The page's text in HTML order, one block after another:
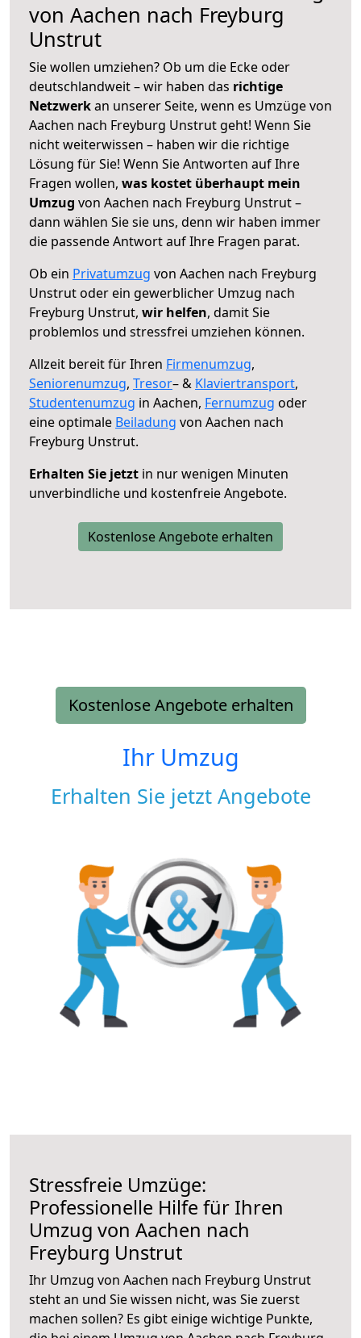
von Aachen nach Freyburg
Unstrut
Sie wollen umziehen? Ob um die Ecke oder
deutschlandweit – wir haben das richtige
Netzwerkan unserer Seite, wenn es Umzüge von
Aachen nach Freyburg Unstrut geht! Wenn Sie
nicht weiterwissen – haben wir die richtige
Lösung für Sie! Wenn Sie Antworten auf Ihre
Fragen wollen, was kostet überhaupt mein
Umzug von Aachen nach Freyburg Unstrut –
dann wählen Sie sie uns, denn wir haben immer
die passende Antwort auf Ihre Fragen parat.
Ob ein Privatumzug von Aachen nach Freyburg
Unstrut oder ein gewerblicher Umzug nach
Freyburg Unstrut, wir helfen, damit Sie
problemlos und stressfrei umziehen können.
Allzeit bereit für Ihren Firmenumzug,
Seniorenumzug, Tresor– & Klaviertransport,
Studentenumzug in Aachen, Fernumzug oder
eine optimale Beiladung von Aachen nach
Freyburg Unstrut.
Erhalten Sie jetzt in nur wenigen Minuten
unverbindliche und kostenfreie Angebote.
Kostenlose Angebote erhalten
Kostenlose Angebote erhalten
Ihr Umzug
Erhalten Sie jetzt Angebote
Stressfreie Umzüge:
Professionelle Hilfe für Ihren
Umzug von Aachen nach
Freyburg Unstrut
Ihr Umzug von Aachen nach Freyburg Unstrut
steht an und Sie wissen nicht, was Sie zuerst
machen sollen? Es gibt einige wichtige Punkte,